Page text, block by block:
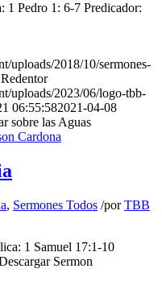
Pedro 1: 6-7 Predicador:
uploads/2018/10/sermones-
uploads/2023/06/logo-tbb-
06:55:582021-04-08
sobre las Aguas
, Sermones Todos /porTBB
1 Samuel 17:1-10
Sermon